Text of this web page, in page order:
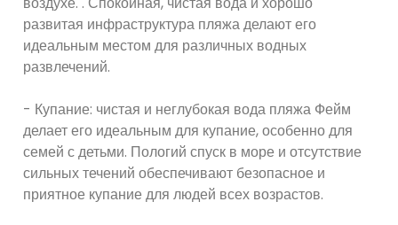
развитая инфраструктура пляжа делают его
идеальным местом для различных водных
развлечений.
- Купание: чистая и неглубокая вода пляжа Фейм
делает его идеальным для купание, особенно для
семей с детьми. Пологий спуск в море и отсутствие
сильных течений обеспечивают безопасное и
приятное купание для людей всех возрастов.